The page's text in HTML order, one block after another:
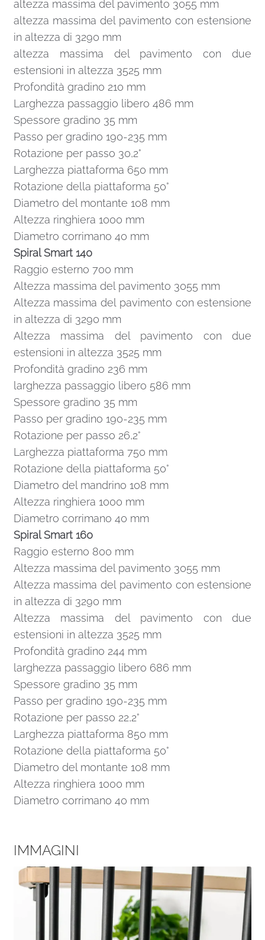
altezza massima del pavimento 3055 mm
altezza massima del pavimento con estensione
in altezza di 3290 mm
altezza massima del pavimento con due
estensioni in altezza 3525 mm
Profondità gradino 210 mm
Larghezza passaggio libero 486 mm
Spessore gradino 35 mm
Passo per gradino 190-235 mm
Rotazione per passo 30,2°
Larghezza piattaforma 650 mm
Rotazione della piattaforma 50°
Diametro del montante 108 mm
Altezza ringhiera 1000 mm
Diametro corrimano 40 mm
Spiral Smart 140
Raggio esterno 700 mm
Altezza massima del pavimento 3055 mm
Altezza massima del pavimento con estensione
in altezza di 3290 mm
Altezza massima del pavimento con due
estensioni in altezza 3525 mm
Profondità gradino 236 mm
larghezza passaggio libero 586 mm
Spessore gradino 35 mm
Passo per gradino 190-235 mm
Rotazione per passo 26,2°
Larghezza piattaforma 750 mm
Rotazione della piattaforma 50°
Diametro del mandrino 108 mm
Altezza ringhiera 1000 mm
Diametro corrimano 40 mm
Spiral Smart 160
Raggio esterno 800 mm
Altezza massima del pavimento 3055 mm
Altezza massima del pavimento con estensione
in altezza di 3290 mm
Altezza massima del pavimento con due
estensioni in altezza 3525 mm
Profondità gradino 244 mm
larghezza passaggio libero 686 mm
Spessore gradino 35 mm
Passo per gradino 190-235 mm
Rotazione per passo 22,2°
Larghezza piattaforma 850 mm
Rotazione della piattaforma 50°
Diametro del montante 108 mm
Altezza ringhiera 1000 mm
Diametro corrimano 40 mm
IMMAGINI